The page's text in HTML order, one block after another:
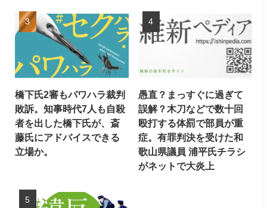
橋下氏2審もパワハラ裁判
敗訴。知事時代7人も自殺
者を出した橋下氏が、斎
藤氏にアドバイスできる
立場か。
愚直？まっすぐに過ぎて
誤解？木刀などで数十回
殴打する体罰で部員が重
症。有罪判決を受けた和
歌山県議員 浦平氏チラシ
がネットで大炎上